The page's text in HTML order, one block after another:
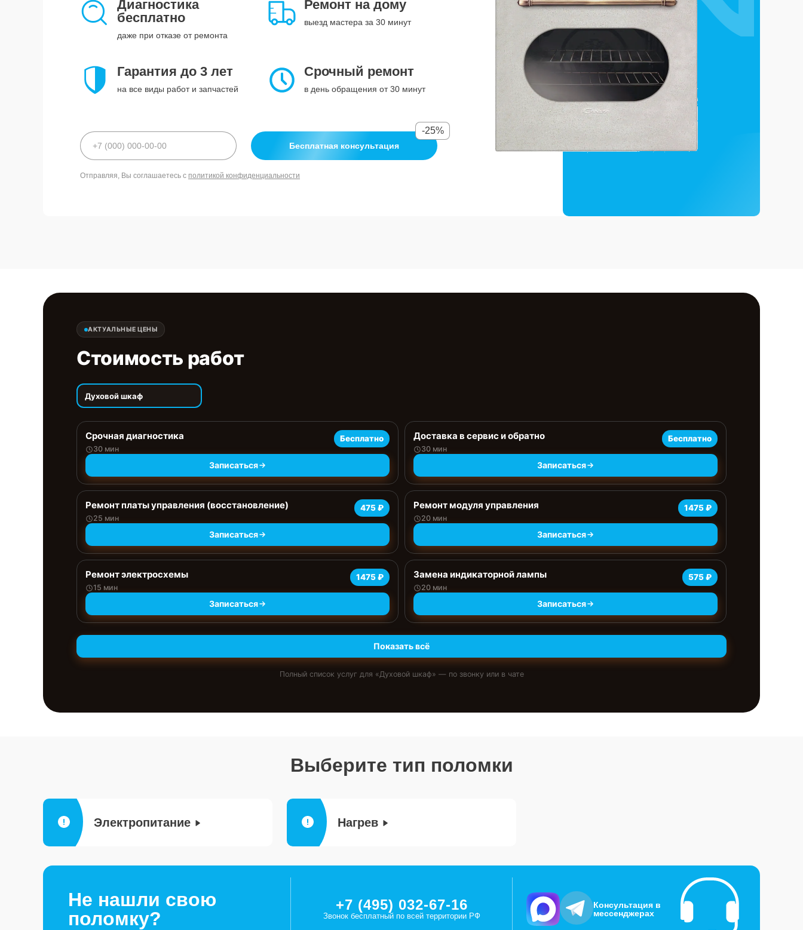
Диагностика
бесплатно
даже при отказе от ремонта
Ремонт на дому
выезд мастера за 30 минут
Гарантия до 3 лет
на все виды работ и запчастей
Срочный ремонт
в день обращения от 30 минут
Бесплатная консультация
-25%
Отправляя, Вы соглашаетесь с политикой конфиденциальности
АКТУАЛЬНЫЕ ЦЕНЫ
Стоимость работ
Духовой шкаф
Срочная диагностика
30 мин
Бесплатно
Записаться
Доставка в сервис и обратно
30 мин
Бесплатно
Записаться
Ремонт платы управления (восстановление)
25 мин
475 ₽
Записаться
Ремонт модуля управления
20 мин
1475 ₽
Записаться
Ремонт электросхемы
15 мин
1475 ₽
Записаться
Замена индикаторной лампы
20 мин
575 ₽
Записаться
Показать всё
Полный список услуг для «Духовой шкаф» — по звонку или в чате
Выберите тип поломки
Электропитание Нагрев
Не нашли свою
поломку?
+7 (495) 032-67-16
Звонок бесплатный по всей территории РФ
Консультация в
мессенджерах